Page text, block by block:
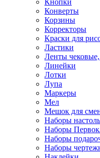
Кнопки
Конверты
Корзины
Корректоры
Краски для
Ластики
Ленты чековые,
Линейки
Лотки
Лупа
Маркеры
Мел
Мешок для
Наборы
Наборы
Наборы
Наборы